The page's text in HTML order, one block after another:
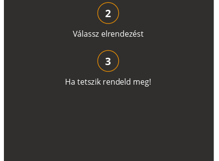
Válassz elrendezést
2
Ha tetszik rendeld meg!
3